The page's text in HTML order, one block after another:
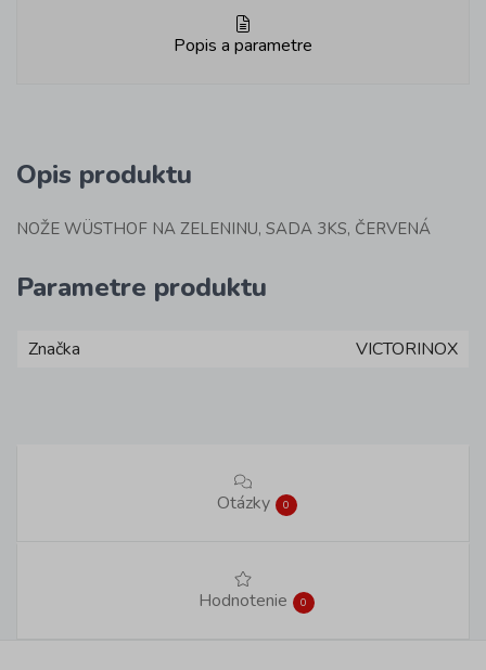
Popis a parametre
Opis produktu
NOŽE WÜSTHOF NA ZELENINU, SADA 3KS, ČERVENÁ
Parametre produktu
Značka VICTORINOX
Otázky 0
Hodnotenie 0